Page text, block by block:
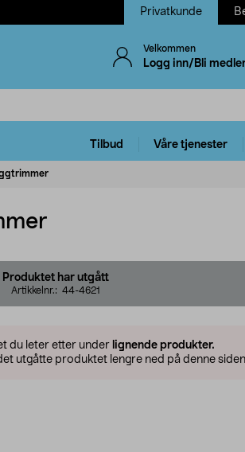
Privatkunde
Velkommen
Logg inn/Bli
Tilbud Våre tjenester
Produktet har utgått
Artikkelnr.: 44-4621
du leter etter under lignende produkter.
utgåtte produktet lengre ned på denne